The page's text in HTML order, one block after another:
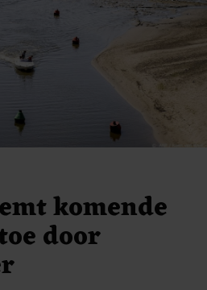
komende
door